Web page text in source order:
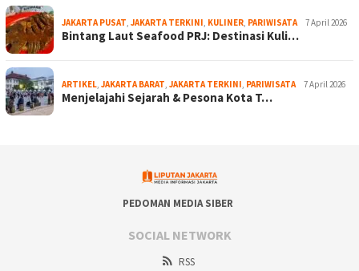
JAKARTA PUSAT, JAKARTA TERKINI, KULINER, PARIWISATA 7 April 2026
Bintang Laut Seafood PRJ: Destinasi Kuli…
ARTIKEL, JAKARTA BARAT, JAKARTA TERKINI, PARIWISATA 7 April 2026
Menjelajahi Sejarah & Pesona Kota T…
PEDOMAN MEDIA SIBER
SOCIAL NETWORK
RSS